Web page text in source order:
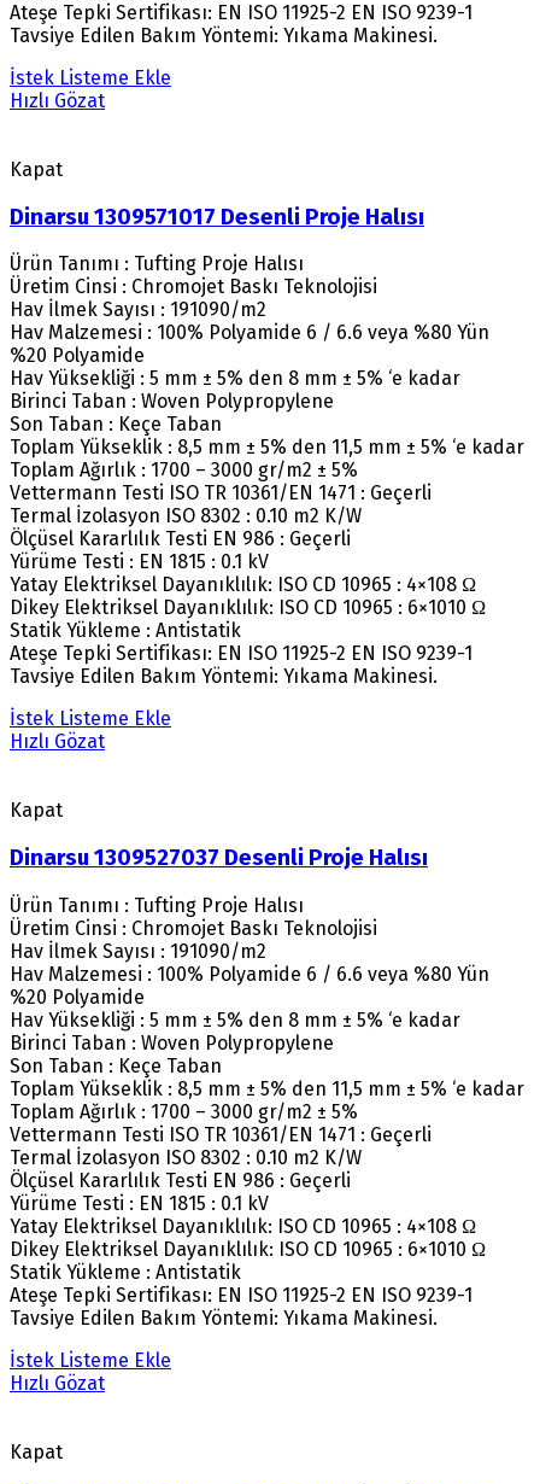
Ateşe Tepki Sertifikası: EN ISO 11925-2 EN ISO 9239-1
Tavsiye Edilen Bakım Yöntemi: Yıkama Makinesi.
İstek Listeme Ekle
Hızlı Gözat
Kapat
Dinarsu 1309571017 Desenli Proje Halısı
Ürün Tanımı : Tufting Proje Halısı
Üretim Cinsi : Chromojet Baskı Teknolojisi
Hav İlmek Sayısı : 191090/m2
Hav Malzemesi : 100% Polyamide 6 / 6.6 veya %80 Yün
%20 Polyamide
Hav Yüksekliği : 5 mm ± 5% den 8 mm ± 5% ‘e kadar
Birinci Taban : Woven Polypropylene
Son Taban : Keçe Taban
Toplam Yükseklik : 8,5 mm ± 5% den 11,5 mm ± 5% ‘e kadar
Toplam Ağırlık : 1700 – 3000 gr/m2 ± 5%
Vettermann Testi ISO TR 10361/EN 1471 : Geçerli
Termal İzolasyon ISO 8302 : 0.10 m2 K/W
Ölçüsel Kararlılık Testi EN 986 : Geçerli
Yürüme Testi : EN 1815 : 0.1 kV
Yatay Elektriksel Dayanıklılık: ISO CD 10965 : 4×108 Ω
Dikey Elektriksel Dayanıklılık: ISO CD 10965 : 6×1010 Ω
Statik Yükleme : Antistatik
Ateşe Tepki Sertifikası: EN ISO 11925-2 EN ISO 9239-1
Tavsiye Edilen Bakım Yöntemi: Yıkama Makinesi.
İstek Listeme Ekle
Hızlı Gözat
Kapat
Dinarsu 1309527037 Desenli Proje Halısı
Ürün Tanımı : Tufting Proje Halısı
Üretim Cinsi : Chromojet Baskı Teknolojisi
Hav İlmek Sayısı : 191090/m2
Hav Malzemesi : 100% Polyamide 6 / 6.6 veya %80 Yün
%20 Polyamide
Hav Yüksekliği : 5 mm ± 5% den 8 mm ± 5% ‘e kadar
Birinci Taban : Woven Polypropylene
Son Taban : Keçe Taban
Toplam Yükseklik : 8,5 mm ± 5% den 11,5 mm ± 5% ‘e kadar
Toplam Ağırlık : 1700 – 3000 gr/m2 ± 5%
Vettermann Testi ISO TR 10361/EN 1471 : Geçerli
Termal İzolasyon ISO 8302 : 0.10 m2 K/W
Ölçüsel Kararlılık Testi EN 986 : Geçerli
Yürüme Testi : EN 1815 : 0.1 kV
Yatay Elektriksel Dayanıklılık: ISO CD 10965 : 4×108 Ω
Dikey Elektriksel Dayanıklılık: ISO CD 10965 : 6×1010 Ω
Statik Yükleme : Antistatik
Ateşe Tepki Sertifikası: EN ISO 11925-2 EN ISO 9239-1
Tavsiye Edilen Bakım Yöntemi: Yıkama Makinesi.
İstek Listeme Ekle
Hızlı Gözat
Kapat